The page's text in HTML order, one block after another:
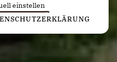
einstellen
anonyme Statistiken. Diese
zu verstehen, wie wir
optimieren können.